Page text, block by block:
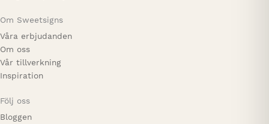
Om Sweetsigns
Våra erbjudanden
Om oss
Vår tillverkning
Inspiration
Följ oss
Bloggen